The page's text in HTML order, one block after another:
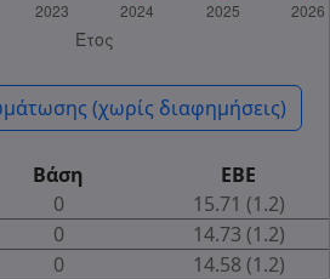
(χωρίς διαφημήσεις)
Βάση
ΕΒΕ
0
15.71 (1.2)
0
14.73 (1.2)
0
14.58 (1.2)